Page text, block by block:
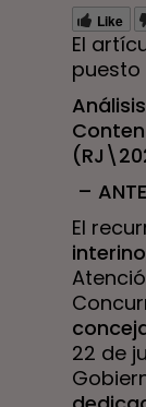
Like
El
–
El
interino
22 de